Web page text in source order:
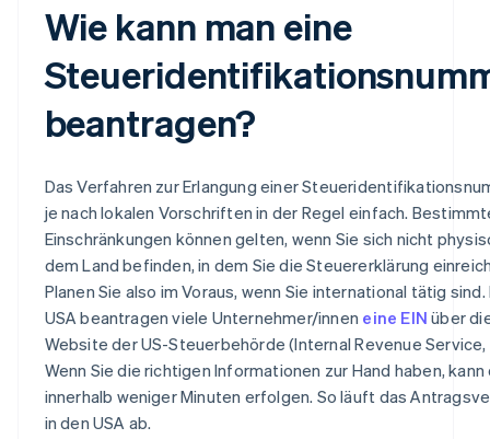
Wie kann man eine
beantragen?
Das Verfahren zur Erlangung einer
je nach lokalen Vorschriften in der Regel einfach.
Einschränkungen können gelten, wenn Sie sich nicht
dem Land befinden, in dem Sie die Steuererklärung
Planen Sie also im Voraus, wenn Sie international tätig sind.
USA beantragen viele Unternehmer/innen eine EIN über
Website der US-Steuerbehörde (Internal Revenue Service,
Wenn Sie die richtigen Informationen zur Hand haben, kann
innerhalb weniger Minuten erfolgen. So läuft das
in den USA ab.